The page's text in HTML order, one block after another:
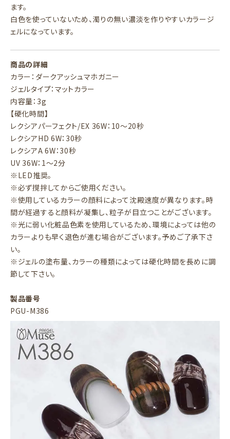
ます。
白色を使っていないため、濁りの無い濃淡を作りやすいカラージ
ェルになっています。
商品の詳細
カラー：ダークアッシュマホガニー
ジェルタイプ：マットカラー
内容量：3g
【硬化時間】
レクシアパーフェクト/EX 36W：10～20秒
レクシアHD 6W：30秒
レクシアA 6W：30秒
UV 36W：1～2分
※LED推奨。
※必ず撹拌してからご使用ください。
※使用しているカラーの顔料によって沈殿速度が異なります。時
間が経過すると顔料が凝集し、粒子が目立つことがございます。
※光に弱い化粧品色素を使用しているため、環境によっては他の
カラーよりも早く退色が進む場合がございます。予めご了承下さ
い。
※ジェルの塗布量、カラーの種類によっては硬化時間を長めに調
節して下さい。
製品番号
PGU-M386